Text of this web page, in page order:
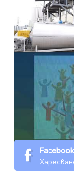
Facebook